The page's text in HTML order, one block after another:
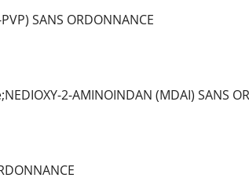
SANS ORDONNANCE
2-AMINOINDAN (MDAI) SANS